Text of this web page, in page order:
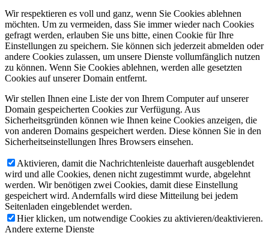
Wir respektieren es voll und ganz, wenn Sie Cookies ablehnen
möchten. Um zu vermeiden, dass Sie immer wieder nach Cookies
gefragt werden, erlauben Sie uns bitte, einen Cookie für Ihre
Einstellungen zu speichern. Sie können sich jederzeit abmelden oder
andere Cookies zulassen, um unsere Dienste vollumfänglich nutzen
zu können. Wenn Sie Cookies ablehnen, werden alle gesetzten
Cookies auf unserer Domain entfernt.
Wir stellen Ihnen eine Liste der von Ihrem Computer auf unserer
Domain gespeicherten Cookies zur Verfügung. Aus
Sicherheitsgründen können wie Ihnen keine Cookies anzeigen, die
von anderen Domains gespeichert werden. Diese können Sie in den
Sicherheitseinstellungen Ihres Browsers einsehen.
Aktivieren, damit die Nachrichtenleiste dauerhaft ausgeblendet
wird und alle Cookies, denen nicht zugestimmt wurde, abgelehnt
werden. Wir benötigen zwei Cookies, damit diese Einstellung
gespeichert wird. Andernfalls wird diese Mitteilung bei jedem
Seitenladen eingeblendet werden.
Hier klicken, um notwendige Cookies zu aktivieren/deaktivieren.
Andere externe Dienste